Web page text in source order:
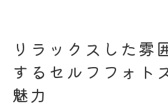
セルフフォトスタジオで
ステップ
リラックスした雰
するセルフフォト
魅力